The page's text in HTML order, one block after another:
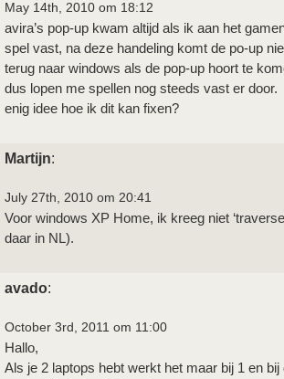
May 14th, 2010 om 18:12
avira’s pop-up kwam altijd als ik aan het
spel vast, na deze handeling komt de po-up
terug naar windows als de pop-up hoort te
dus lopen me spellen nog steeds vast er door.
enig idee hoe ik dit kan fixen?
Martijn:
July 27th, 2010 om 20:41
Voor windows XP Home, ik kreeg niet
daar in NL).
avado:
October 3rd, 2011 om 11:00
Hallo,
Als je 2 laptops hebt werkt het maar bij 1 en